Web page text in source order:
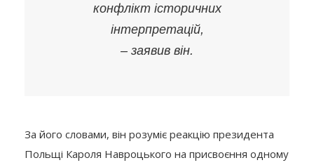
конфлікт історичних
інтерпретацій,
– заявив він.
За його словами, він розуміє реакцію президента
Польщі Кароля Навроцького на присвоєння одному